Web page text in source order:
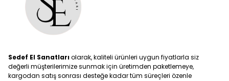
Sedef El Sanatlarıolarak, kaliteli ürünleri uygun fiyatlarla siz
değerli müşterilerimize sunmak için üretimden paketlemeye,
kargodan satış sonrası desteğe kadar tüm süreçleri özenle